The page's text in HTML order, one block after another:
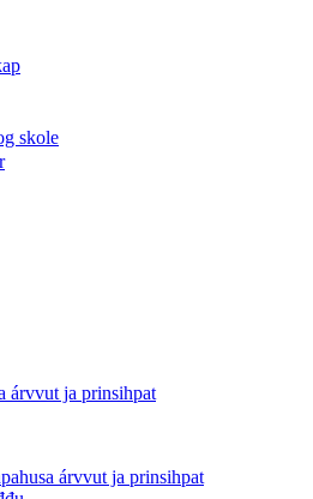
skole
árvvut ja prinsihpat
árvvut ja prinsihpat